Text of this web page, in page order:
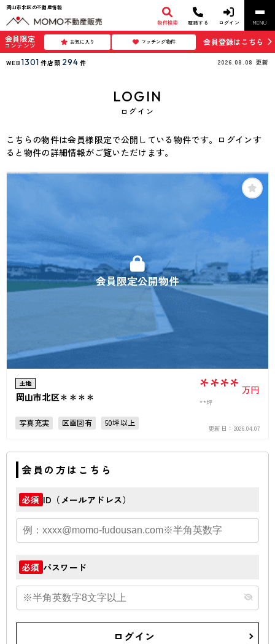
岡山市北区の不動産情報
物件検索 電話する ログイン MENU
会員限定
コンテンツ お気に入り マッチング物件 会員登録はこちら
WEB 1301 件店頭 294 件 2026.08.08 更新
LOGIN
ログイン
こちらの物件は会員様限定で公開している物件です。ログインす
ると物件の詳細情報がご覧いただけます。
会員限定公開物件
土地
岡山市北区＊＊＊＊ **** 万円
**坪
写真充実 区画図有 50坪以上
更新日： 2026.04.07
会員の方はこちら
必須 ID（メールアドレス）
必須 パスワード
ログイン